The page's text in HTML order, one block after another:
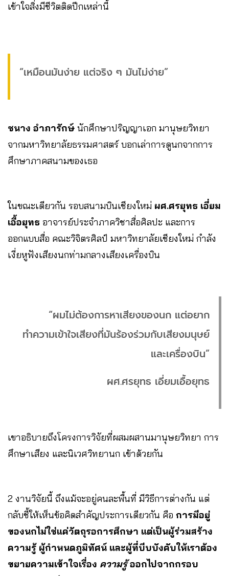
เข้าใจสิ่งมีชีวิตติดปีกเหล่านี้
“เหมือนมันง่าย แต่จริง ๆ มันไม่ง่าย”
ชนาง อำภารักษ์ นักศึกษาปริญญาเอก มานุษยวิทยา
จากมหาวิทยาลัยธรรมศาสตร์ บอกเล่าการดูนกจากการ
ศึกษาภาคสนามของเธอ
ในขณะเดียวกัน รอบสนามบินเชียงใหม่ ผศ.ศรยุทธ เอี่ยม
เอื้อยุทธ อาจารย์ประจำภาควิชาสื่อศิลปะ และการ
ออกแบบสื่อ คณะวิจิตรศิลป์ มหาวิทยาลัยเชียงใหม่ กำลัง
เงี่ยหูฟังเสียงนกท่ามกลางเสียงเครื่องบิน
“ผมไม่ต้องการหาเสียงของนก แต่อยาก
ทำความเข้าใจเสียงที่มันร้องร่วมกับเสียงมนุษย์
และเครื่องบิน”
ผศ.ศรยุทธ เอี่ยมเอื้อยุทธ
เขาอธิบายถึงโครงการวิจัยที่ผสมผสานมานุษยวิทยา การ
ศึกษาเสียง และนิเวศวิทยานก เข้าด้วยกัน
2 งานวิจัยนี้ ถึงแม้จะอยู่คนละพื้นที่ มีวิธีการต่างกัน แต่
กลับชี้ให้เห็นข้อคิดสำคัญประการเดียวกัน คือ การมีอยู่
ของนกไม่ใช่แค่วัตถุรอการศึกษา แต่เป็นผู้ร่วมสร้าง
ความรู้ ผู้กำหนดภูมิทัศน์ และผู้ที่บีบบังคับให้เราต้อง
ขยายความเข้าใจเรื่อง ความรู้ออกไปจากกรอบ